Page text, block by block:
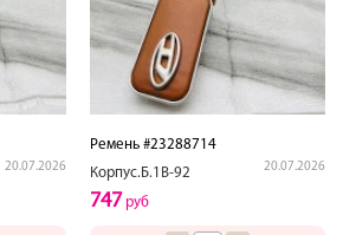
20.07.2026
Ремень #23288714
Корпус.Б.1В-92
20.07.2026
747 руб